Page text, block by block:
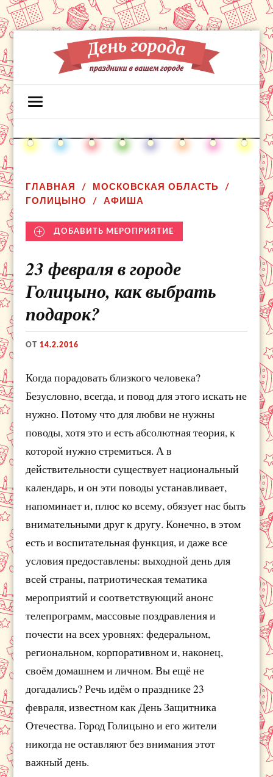
ГЛАВНАЯ
МОСКОВСКАЯ ОБЛАСТЬ
ГОЛИЦЫНО
АФИША
ДОБАВИТЬ МЕРОПРИЯТИЕ
23 февраля в городе
Голицыно, как выбрать
подарок?
ОТ14.2.2016
Когда порадовать близкого человека?
Безусловно, всегда, и повод для этого искать не
нужно. Потому что для любви не нужны
поводы, хотя это и есть абсолютная теория, к
которой нужно стремиться. А в
действительности существует национальный
календарь, и он эти поводы устанавливает,
напоминает и, плюс ко всему, обязует нас быть
внимательными друг к другу. Конечно, в этом
есть и воспитательная функция, и даже все
условия предоставлены: выходной день для
всей страны, патриотическая тематика
мероприятий и соответствующий анонс
телепрограмм, массовые поздравления и
почести на всех уровнях: федеральном,
региональном, корпоративном и, наконец,
своём домашнем и личном. Вы ещё не
догадались? Речь идём о празднике 23
февраля, известном как День Защитника
Отечества. Город Голицыно и его жители
никогда не оставляют без внимания этот
важный день.